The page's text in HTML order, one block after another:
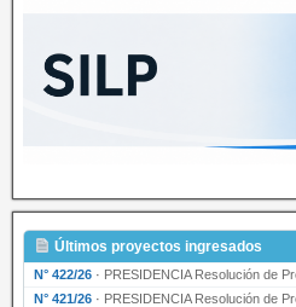
Últimos proyectos ingresados
N° 422/26 · PRESIDENCIA Resolución de
N° 421/26 · PRESIDENCIA Resolución de